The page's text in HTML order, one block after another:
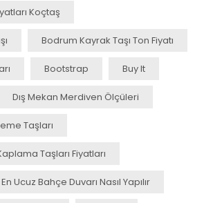
Koçtaş
Bodrum Kayrak Taşı Ton Fiyatı
Bootstrap Buy It
Dış Mekan Merdiven Ölçüleri
Taşları
Taşları Fiyatları
En Ucuz Bahçe Duvarı Nasıl Yapılır